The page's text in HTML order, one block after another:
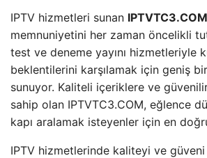
IPTV hizmetleri sunan IPTVTC3.COM
memnuniyetini her zaman öncelikli
test ve deneme yayını hizmetleriyle
beklentilerini karşılamak için geniş
sunuyor. Kaliteli içeriklere ve
sahip olan IPTVTC3.COM, eğlence
kapı aralamak isteyenler için en
IPTV hizmetlerinde kaliteyi ve güveni